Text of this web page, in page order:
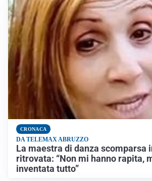
CRONACA
DA TELEMAX ABRUZZO
La maestra di danza scomparsa
ritrovata: “Non mi hanno rapita,
inventata tutto”